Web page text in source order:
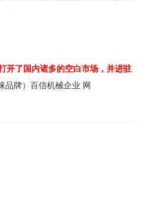
开了国内诸多的空白市场，并进驻
品牌）百信机械企业 网